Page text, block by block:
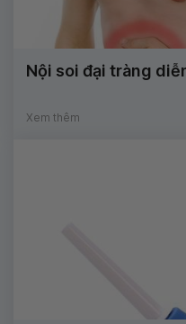
Nội soi đại tràng
Xem thêm